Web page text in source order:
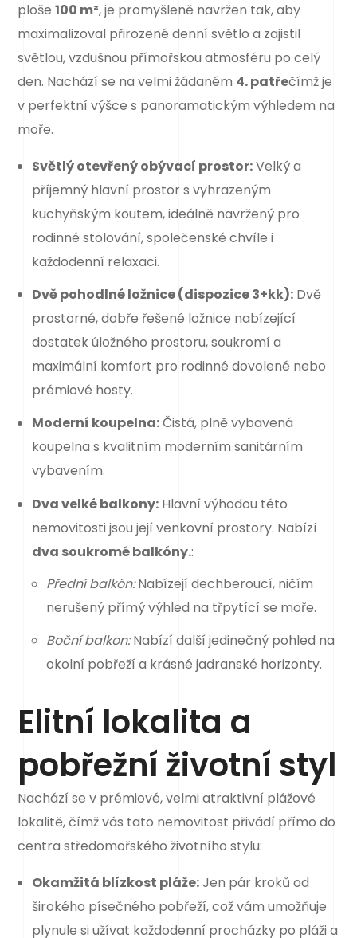
ploše100 m², je promyšleně navržen tak, aby
maximalizoval přirozené denní světlo a zajistil
světlou, vzdušnou přímořskou atmosféru po celý
den. Nachází se na velmi žádaném 4. patřečímž je
v perfektní výšce s panoramatickým výhledem na
moře.
Světlý otevřený obývací prostor:Velký a
příjemný hlavní prostor s vyhrazeným
kuchyňským koutem, ideálně navržený pro
rodinné stolování, společenské chvíle i
každodenní relaxaci.
Dvě pohodlné ložnice (dispozice 3+kk): Dvě
prostorné, dobře řešené ložnice nabízející
dostatek úložného prostoru, soukromí a
maximální komfort pro rodinné dovolené nebo
prémiové hosty.
Moderní koupelna:Čistá, plně vybavená
koupelna s kvalitním moderním sanitárním
vybavením.
Dva velké balkony: Hlavní výhodou této
nemovitosti jsou její venkovní prostory. Nabízí
dva soukromé balkóny.:
Přední balkón:Nabízejí dechberoucí, ničím
nerušený přímý výhled na třpytící se moře.
Boční balkon:Nabízí další jedinečný pohled na
okolní pobřeží a krásné jadranské horizonty.
Elitní lokalita a
pobřežní životní styl
Nachází se v prémiové, velmi atraktivní plážové
lokalitě, čímž vás tato nemovitost přivádí přímo do
centra středomořského životního stylu:
Okamžitá blízkost pláže:Jen pár kroků od
širokého písečného pobřeží, což vám umožňuje
plynule si užívat každodenní procházky po pláži a